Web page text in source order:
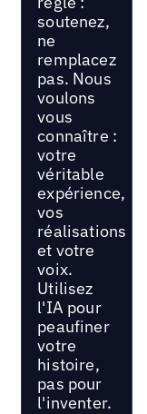
soutenez,
ne
remplacez
pas. Nous
voulons
vous
connaître :
votre
véritable
expérience,
vos
réalisations
et votre
voix.
Utilisez
l'IA pour
peaufiner
votre
histoire,
pas pour
l'inventer.